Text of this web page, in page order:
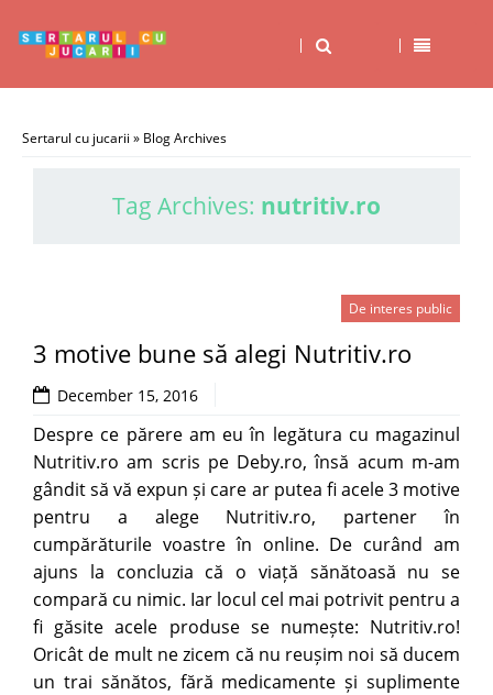
Sertarul cu jucarii » Blog Archives
Tag Archives: nutritiv.ro
De interes public
3 motive bune să alegi Nutritiv.ro
December 15, 2016
Despre ce părere am eu în legătura cu magazinul
Nutritiv.ro am scris pe Deby.ro, însă acum m-am
gândit să vă expun și care ar putea fi acele 3 motive
pentru a alege Nutritiv.ro, partener în
cumpărăturile voastre în online. De curând am
ajuns la concluzia că o viață sănătoasă nu se
compară cu nimic. Iar locul cel mai potrivit pentru a
fi găsite acele produse se numește: Nutritiv.ro!
Oricât de mult ne zicem că nu reușim noi să ducem
un trai sănătos, fără medicamente și suplimente